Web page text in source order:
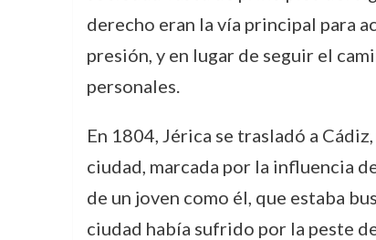
derecho eran la vía principal para
presión, y en lugar de seguir el
personales.
En 1804, Jérica se trasladó a
ciudad, marcada por la influencia
de un joven como él, que estaba
ciudad había sufrido por la peste